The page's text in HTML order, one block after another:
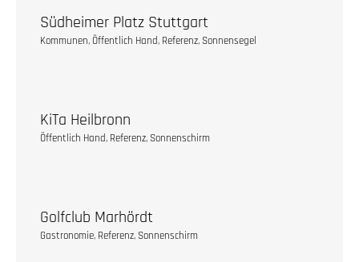
Südheimer Platz Stuttgart
Kommunen, Öffentlich Hand, Referenz, Sonnensegel
KiTa Heilbronn
Öffentlich Hand, Referenz, Sonnenschirm
Golfclub Marhördt
Gastronomie, Referenz, Sonnenschirm